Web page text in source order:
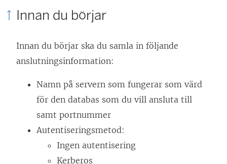
Innan du börjar
Innan du börjar ska du samla in följande
anslutningsinformation:
Namn på servern som fungerar som värd
för den databas som du vill ansluta till
samt portnummer
Autentiseringsmetod:
Ingen autentisering
Kerberos